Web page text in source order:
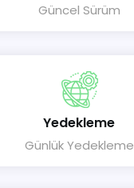
Güncel Sürüm
Yedekleme
Günlük Yedekleme